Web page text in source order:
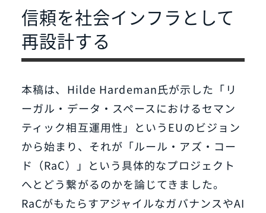
信頼を社会インフラとして
再設計する
本稿は、Hilde Hardeman氏が示した「リ
ーガル・データ・スペースにおけるセマン
ティック相互運用性」というEUのビジョン
から始まり、それが「ルール・アズ・コー
ド（RaC）」という具体的なプロジェクト
へとどう繋がるのかを論じてきました。
RaCがもたらすアジャイルなガバナンスやAI